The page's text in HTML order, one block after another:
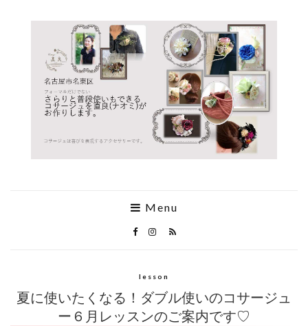
Menu
lesson
夏に使いたくなる！ダブル使いのコサージュ
ー６月レッスンのご案内です♡